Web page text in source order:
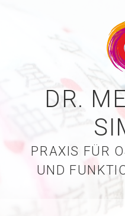
DR.
PRAXIS FÜR
UND